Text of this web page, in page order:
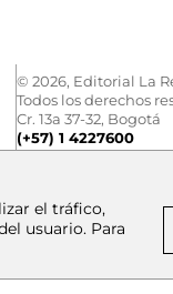
© 2026, Editorial La
Todos los derechos
Cr. 13a 37-32, Bogotá
(+57) 1 4227600
el tráfico,
usuario. Para